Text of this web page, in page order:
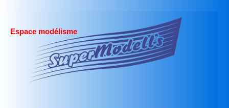
Espace modélisme